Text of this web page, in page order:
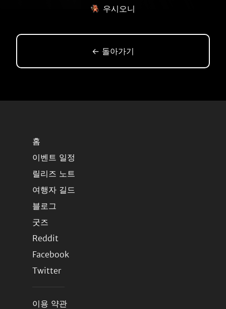
우시오니
← 돌아가기
홈
이벤트 일정
릴리즈 노트
여행자 길드
블로그
굿즈
Reddit
Facebook
Twitter
이용 약관